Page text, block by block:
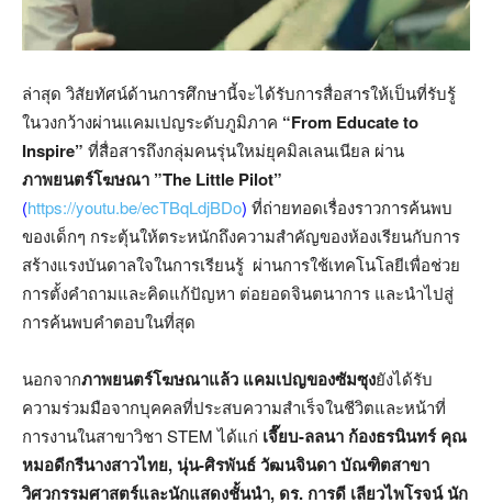
ล่าสุด วิสัยทัศน์ด้านการศึกษานี้จะได้รับการสื่อสารให้เป็นที่รับรู้
ในวงกว้างผ่านแคมเปญระดับภูมิภาค “From Educate to
Inspire” ที่สื่อสารถึงกลุ่มคนรุ่นใหม่ยุคมิลเลนเนียล ผ่าน
ภาพยนตร์โฆษณา ”The Little Pilot”
(https://youtu.be/ecTBqLdjBDo) ที่ถ่ายทอดเรื่องราวการค้นพบ
ของเด็กๆ กระตุ้นให้ตระหนักถึงความสำคัญของห้องเรียนกับการ
สร้างแรงบันดาลใจในการเรียนรู้ ผ่านการใช้เทคโนโลยีเพื่อช่วย
การตั้งคำถามและคิดแก้ปัญหา ต่อยอดจินตนาการ และนำไปสู่
การค้นพบคำตอบในที่สุด
นอกจากภาพยนตร์โฆษณาแล้ว แคมเปญของซัมซุงยังได้รับ
ความร่วมมือจากบุคคลที่ประสบความสำเร็จในชีวิตและหน้าที่
การงานในสาขาวิชา STEM ได้แก่ เจี๊ยบ-ลลนา ก้องธรนินทร์ คุณ
หมอดีกรีนางสาวไทย, นุ่น-ศิรพันธ์ วัฒนจินดา บัณฑิตสาขา
วิศวกรรมศาสตร์และนักแสดงชั้นนำ, ดร. การดี เลียวไพโรจน์ นัก